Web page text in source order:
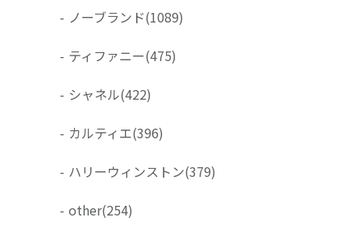
- ノーブランド(1089)
- ティファニー(475)
- シャネル(422)
- カルティエ(396)
- ハリーウィンストン(379)
- other(254)